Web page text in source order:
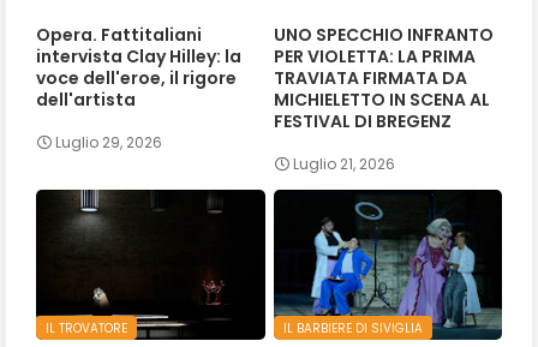
Opera. Fattitaliani
intervista Clay Hilley: la
voce dell'eroe, il rigore
dell'artista
Luglio 29, 2026
UNO SPECCHIO INFRANTO
PER VIOLETTA: LA PRIMA
TRAVIATA FIRMATA DA
MICHIELETTO IN SCENA AL
FESTIVAL DI BREGENZ
Luglio 21, 2026
IL TROVATORE IL BARBIERE DI SIVIGLIA